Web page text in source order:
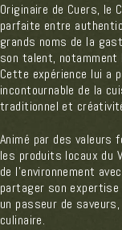
Originaire de Cuers, le
parfaite entre
grands noms de la
son talent, notamment
Cette expérience lui a
incontournable de la
traditionnel et
Animé par des valeurs
les produits locaux du
de l’environnement
partager son
un passeur de
culinaire.